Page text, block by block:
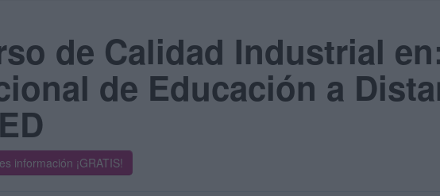
de Calidad Industrial
de Educación a
información ¡GRATIS!